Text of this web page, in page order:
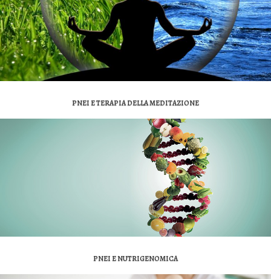
PNEI E TERAPIA DELLA MEDITAZIONE
PNEI E NUTRIGENOMICA